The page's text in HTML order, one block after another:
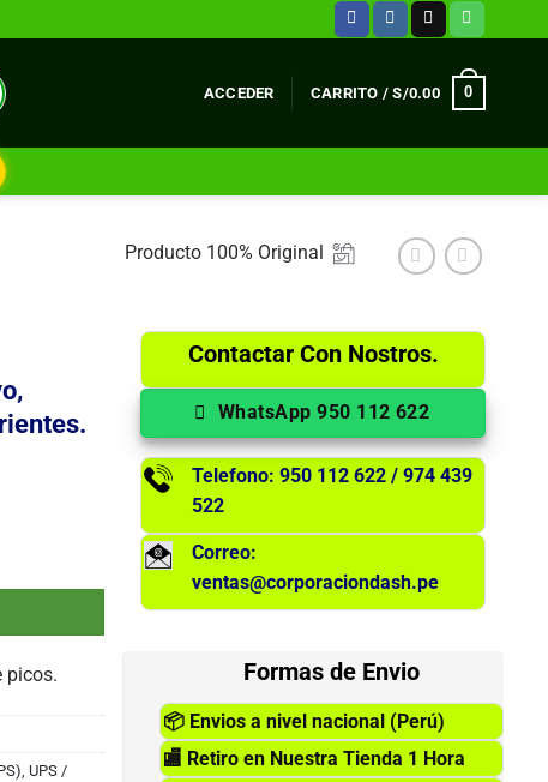
ACCEDER CARRITO /S/0.00 0
Producto 100% Original
8 tomacorrientes. cantidad
picos.
,UPS /
Contactar Con Nostros.
WhatsApp 950 112 622
Telefono: 950 112 622 / 974 439
522
Correo:
ventas@corporaciondash.pe
Formas de Envio
📦 Envios a nivel nacional (Perú)
🏬 Retiro en Nuestra Tienda 1 Hora